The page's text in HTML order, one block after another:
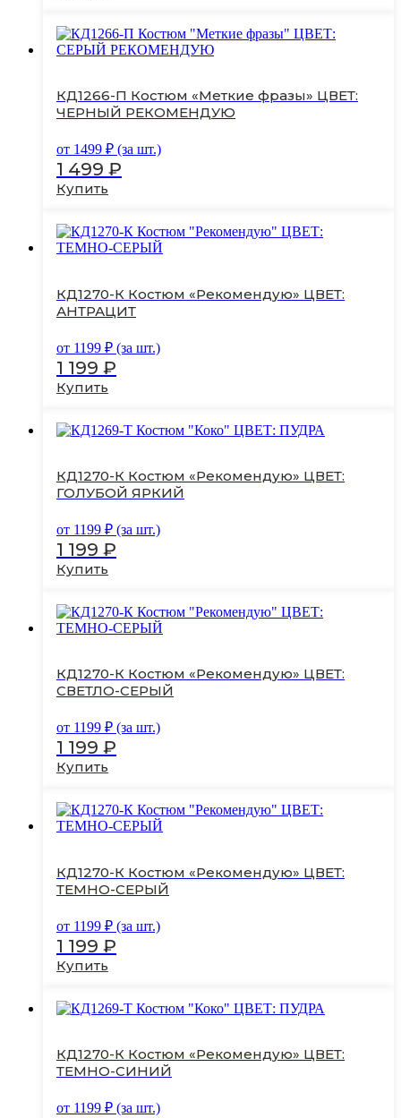
имеет
несколько
можно
выбрать
странице
товара.
КД1266-П Костюм «Меткие фразы» ЦВЕТ:
ЧЕРНЫЙ РЕКОМЕНДУЮ
от 1499 ₽ (за шт.)
1 499 ₽
Купить
имеет
несколько
можно
выбрать
странице
товара.
КД1270-К Костюм «Рекомендую» ЦВЕТ:
АНТРАЦИТ
от 1199 ₽ (за шт.)
1 199 ₽
Купить
имеет
Опции
можно
на
странице
товара.
КД1270-К Костюм «Рекомендую» ЦВЕТ:
ГОЛУБОЙ ЯРКИЙ
от 1199 ₽ (за шт.)
1 199 ₽
Купить
имеет
несколько
можно
выбрать
странице
товара.
КД1270-К Костюм «Рекомендую» ЦВЕТ:
СВЕТЛО-СЕРЫЙ
от 1199 ₽ (за шт.)
1 199 ₽
Купить
имеет
несколько
можно
выбрать
странице
товара.
КД1270-К Костюм «Рекомендую» ЦВЕТ:
ТЕМНО-СЕРЫЙ
от 1199 ₽ (за шт.)
1 199 ₽
Купить
имеет
Опции
можно
на
КД1270-К Костюм «Рекомендую» ЦВЕТ:
ТЕМНО-СИНИЙ
от 1199 ₽ (за шт.)